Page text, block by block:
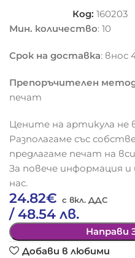
Код:160203
Мин. количество: 10
Срок на доставка: внос
Препоръчителен
печат
Цените на артикула не
Разполагаме със
предлагаме печат на
За повече информация
нас.
24.82€
/ 48.54 лв.
Направи
Добави в любими